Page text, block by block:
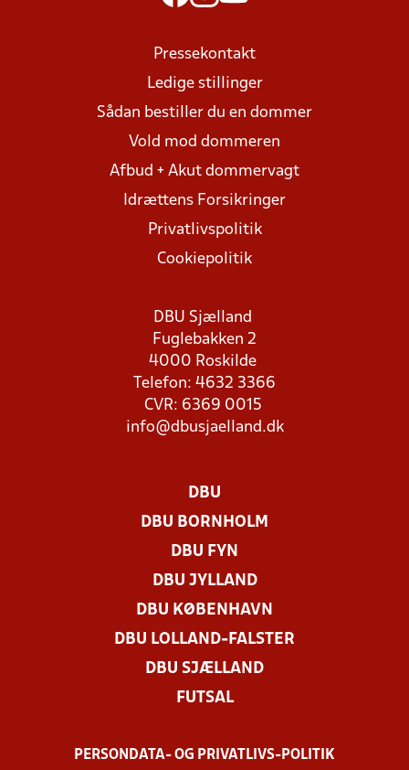
Pressekontakt
Ledige stillinger
Sådan bestiller du en dommer
Vold mod dommeren
Afbud + Akut dommervagt
Idrættens Forsikringer
Privatlivspolitik
Cookiepolitik
DBU Sjælland
Fuglebakken 2
4000 Roskilde
Telefon: 4632 3366
CVR: 6369 0015
info@dbusjaelland.dk
DBU
DBU BORNHOLM
DBU FYN
DBU JYLLAND
DBU KØBENHAVN
DBU LOLLAND-FALSTER
DBU SJÆLLAND
FUTSAL
PERSONDATA- OG PRIVATLIVS-POLITIK